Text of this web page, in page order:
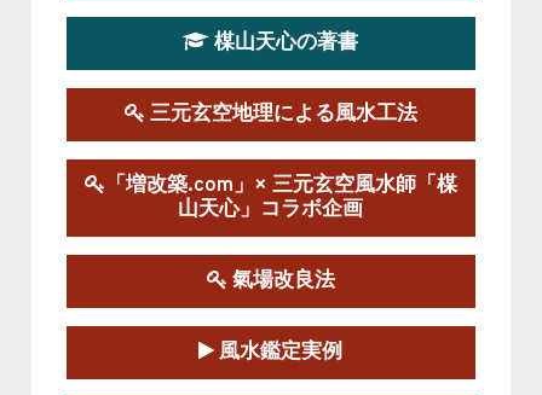
第１９期立命塾実践的風水学講座
この講座の募集は終了しました。
陰宅三元玄空風水講座
2025-06-07～2025-06-08
この講座の募集は終了しました。
第１８期立命塾『実践的易学講座』
2025-06-21～2025-08-24
この講座の募集は終了しました。
楳山天心の著書
三元玄空地理による風水工法
「増改築.com」× 三元玄空風水師「楳
山天心」コラボ企画
氣場改良法
風水鑑定実例